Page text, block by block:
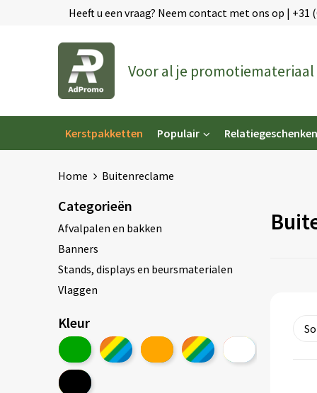
Heeft u een vraag? Neem contact met ons op | +31
Voor al je promotiemateriaal
Kerstpakketten Populair Relatiegeschenken
Home Buitenreclame
Categorieën
Afvalpalen en bakken
Banners
Stands, displays en beursmaterialen
Vlaggen
Kleur